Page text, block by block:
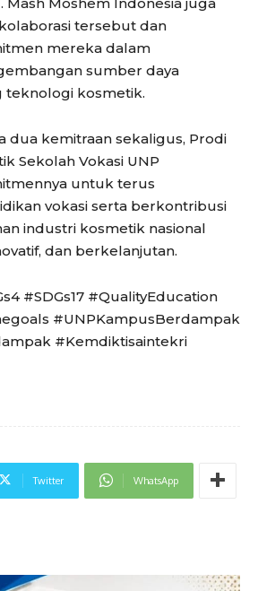
tersebut dan
mereka dalam
sumber daya
teknologi kosmetik.
dua kemitraan sekaligus, Prodi
Sekolah Vokasi UNP
untuk terus
vokasi serta berkontribusi
industri kosmetik nasional
dan berkelanjutan.
#SDGs17 #QualityEducation
#UNPKampusBerdampak
#Kemdiktisaintekri
Twitter WhatsApp